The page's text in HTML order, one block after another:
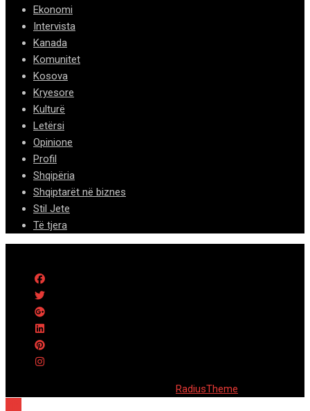
Ekonomi
Intervista
Kanada
Komunitet
Kosova
Kryesore
Kulturë
Letërsi
Opinione
Profil
Shqipëria
Shqiptarët në biznes
Stil Jete
Të tjera
RadiusTheme